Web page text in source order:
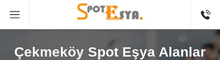
Çekmeköy Spot Eşya Alanlar